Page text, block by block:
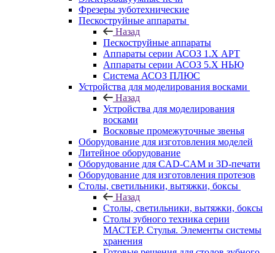
Фрезеры зуботехнические
Пескоструйные аппараты
Назад
Пескоструйные аппараты
Аппараты серии АСОЗ 1.Х АРТ
Аппараты серии АСОЗ 5.Х НЬЮ
Система АСОЗ ПЛЮС
Устройства для моделирования восками
Назад
Устройства для моделирования
восками
Восковые промежуточные звенья
Оборудование для изготовления моделей
Литейное оборудование
Оборудование для CAD-CAM и 3D-печати
Оборудование для изготовления протезов
Cтолы, светильники, вытяжки, боксы
Назад
Cтолы, светильники, вытяжки, боксы
Столы зубного техника серии
МАСТЕР. Стулья. Элементы системы
хранения